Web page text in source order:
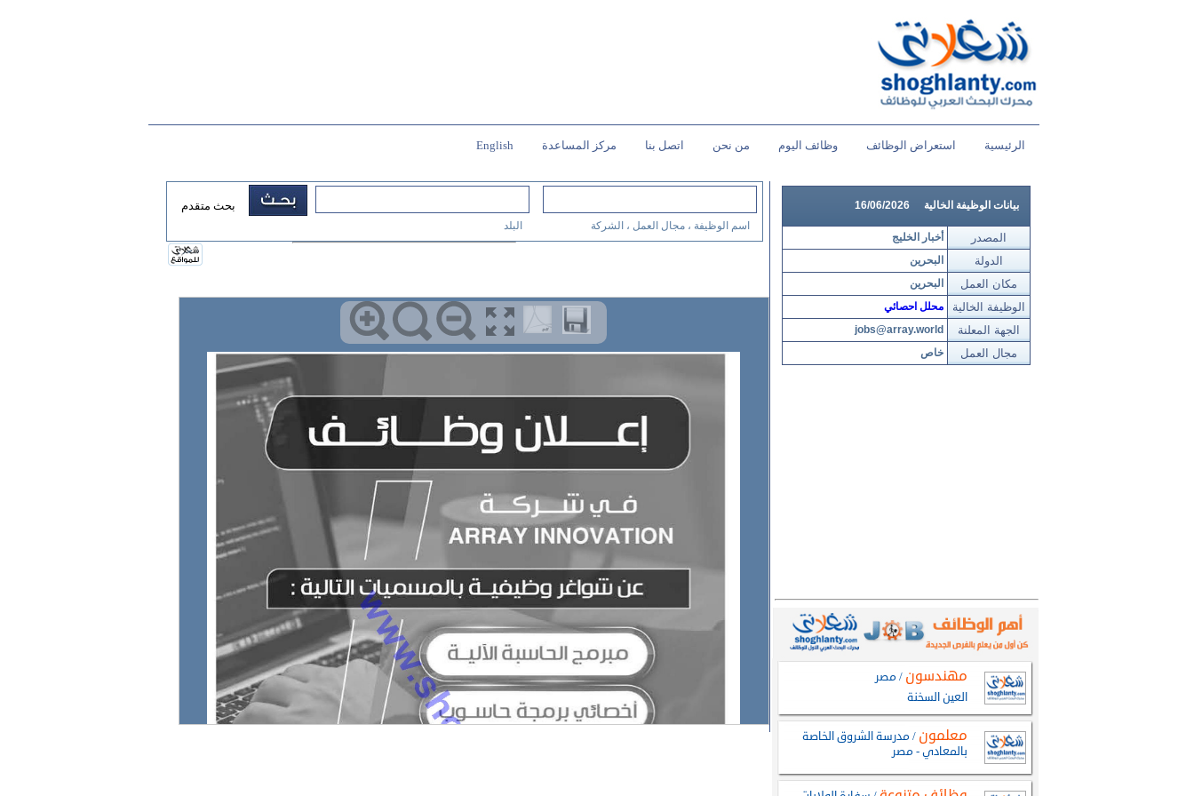
الرئيسية استعراض الوظائف وظائف اليوم من نحن اتصل بنا مركز المساعدة English
بيانات الوظيفة الخالية 16/06/2026
أخبار الخليج المصدر
البحرين الدولة
البحرين مكان العمل
محلل احصائي الوظيفة الخالية
jobs@array.world الجهة المعلنة
خاص مجال العمل
اسم الوظيفة ، مجال العمل ، الشركة البلد
بحث متقدم